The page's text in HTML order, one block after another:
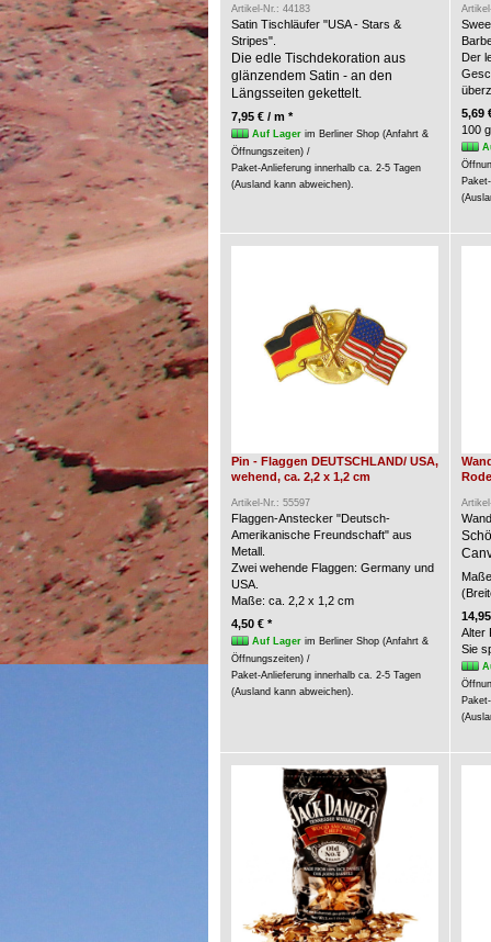
Artikel-Nr.: 44183
Satin Tischläufer "USA - Stars &
Stripes".
Die edle Tischdekoration aus
glänzendem Satin - an den
Längsseiten gekettelt.
7,95 € / m *
Auf Lagerim Berliner Shop (Anfahrt &
Öffnungszeiten) /
Paket-Anlieferung innerhalb ca. 2-5 Tagen
(Ausland kann abweichen).
Der
5,69
100
Pin - Flaggen DEUTSCHLAND/ USA,
wehend, ca. 2,2 x 1,2 cm
Artikel-Nr.: 55597
Flaggen-Anstecker "Deutsch-
Amerikanische Freundschaft" aus
Metall.
Zwei wehende Flaggen: Germany und
USA.
Maße: ca. 2,2 x 1,2 cm
4,50 € *
Auf Lagerim Berliner Shop (Anfahrt &
Öffnungszeiten) /
Paket-Anlieferung innerhalb ca. 2-5 Tagen
(Ausland kann abweichen).
Alter
Sie